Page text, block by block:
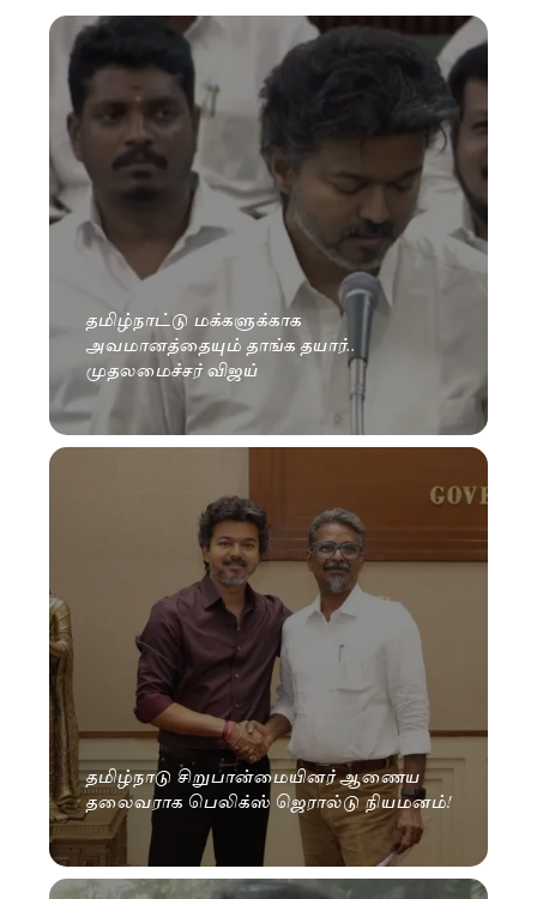
தமிழ்நாட்டு மக்களுக்காக
அவமானத்தையும் தாங்க தயார்..
முதலமைச்சர் விஜய்
தமிழ்நாடு சிறுபான்மையினர் ஆணைய
தலைவராக பெலிக்ஸ் ஜெரால்டு நியமனம்!